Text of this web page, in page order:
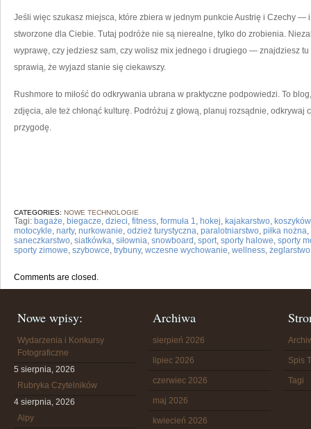
Jeśli więc szukasz miejsca, które zbiera w jednym punkcie Austrię i Czechy
stworzone dla Ciebie. Tutaj podróże nie są nierealne, tylko do zrobienia.
wyprawę, czy jedziesz sam, czy wolisz mix jednego i drugiego — znajdziesz
sprawią, że wyjazd stanie się ciekawszy.
Rushmore to miłość do odkrywania ubrana w praktyczne podpowiedzi. To
zdjęcia, ale też chłonąć kulturę. Podróżuj z głową, planuj rozsądnie,
przygodę.
CATEGORIES: NOWE TECHNOLOGIE
Tagi: bagaże, biegacze, dzieci, fitness, formuła 1, hokej, kajakarstwo,
motocykle, narty, nurkowanie, odzież turystyczna, paralotniarstwo, piłka nożna,
saneczkarstwo, siatkówka, siłownia, snowboard , sport, sporty halowe, sporty
sporty zimowe, szybowce, trybuny, wczesne wychowanie, wellness, żeglarstwo
Comments are closed.
Nowe wpisy:
Wydarzenia i Konkursy
Fotograficzne
5 sierpnia, 2026
Rubryka Czytelników
4 sierpnia, 2026
Alpy
Archiwa
sierpień 2026
lipiec 2026
czerwiec 2026
maj 2026
kwiecień 2026
Spis
Tagi